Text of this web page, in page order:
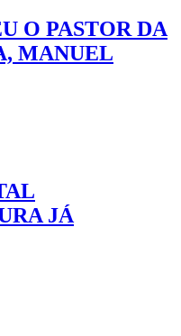
O PASTOR DA
MANUEL
JÁ